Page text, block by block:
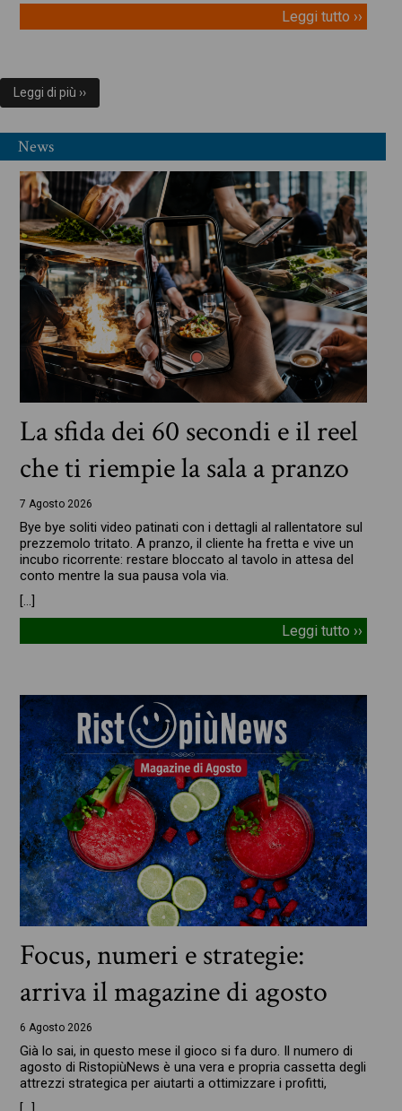
Leggi tutto ››
Leggi di più ››
News
La sfida dei 60 secondi e il reel
che ti riempie la sala a pranzo
7 Agosto 2026
Bye bye soliti video patinati con i dettagli al rallentatore sul
prezzemolo tritato. A pranzo, il cliente ha fretta e vive un
incubo ricorrente: restare bloccato al tavolo in attesa del
conto mentre la sua pausa vola via.
[…]
Leggi tutto ››
Focus, numeri e strategie:
arriva il magazine di agosto
6 Agosto 2026
Già lo sai, in questo mese il gioco si fa duro. Il numero di
agosto di RistopiùNews è una vera e propria cassetta degli
attrezzi strategica per aiutarti a ottimizzare i profitti,